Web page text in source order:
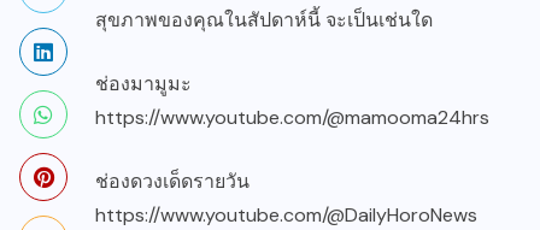
สุขภาพของคุณในสัปดาห์นี้ จะเป็นเช่นใด
ช่องมามูมะ
https://www.youtube.com/@mamooma24hrs
ช่องดวงเด็ดรายวัน
https://www.youtube.com/@DailyHoroNews